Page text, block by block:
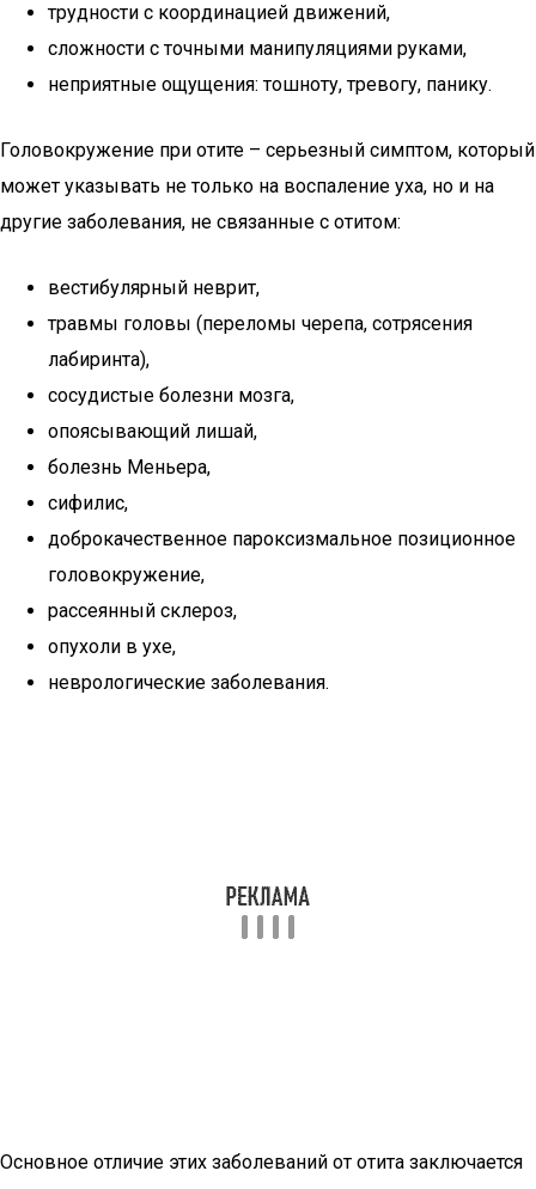
трудности с координацией движений,
сложности с точными манипуляциями руками,
неприятные ощущения: тошноту, тревогу, панику.
Головокружение при отите – серьезный симптом, который
может указывать не только на воспаление уха, но и на
другие заболевания, не связанные с отитом:
вестибулярный неврит,
травмы головы (переломы черепа, сотрясения
лабиринта),
сосудистые болезни мозга,
опоясывающий лишай,
болезнь Меньера,
сифилис,
доброкачественное пароксизмальное позиционное
головокружение,
рассеянный склероз,
опухоли в ухе,
неврологические заболевания.
Основное отличие этих заболеваний от отита заключается